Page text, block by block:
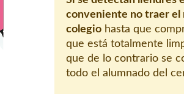
conveniente no traer el
colegio hasta que
que está totalmente
que de lo contrario se
todo el alumnado del